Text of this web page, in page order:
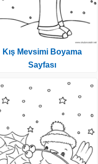
Kış Mevsimi Boyama
Sayfası